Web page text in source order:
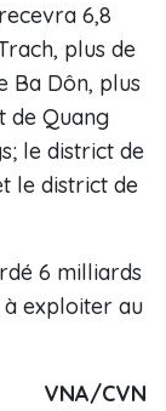
6,8
plus de
Ba Dôn, plus
de Quang
le district de
le district de
6 milliards
exploiter au
VNA/CVN